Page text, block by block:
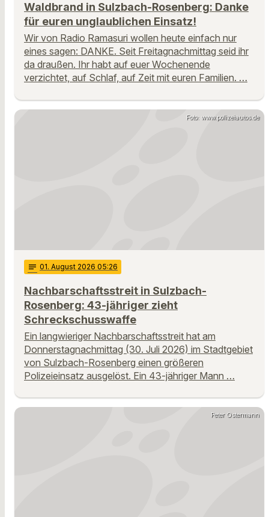
Waldbrand in Sulzbach-Rosenberg: Danke
für euren unglaublichen Einsatz!
Wir von Radio Ramasuri wollen heute einfach nur
eines sagen: DANKE. Seit Freitagnachmittag seid ihr
da draußen. Ihr habt auf euer Wochenende
verzichtet, auf Schlaf, auf Zeit mit euren Familien. …
Foto: www.polizeiautos.de
notes 01. August 2026 05:26
Nachbarschaftsstreit in Sulzbach-
Rosenberg: 43-jähriger zieht
Schreckschusswaffe
Ein langwieriger Nachbarschaftsstreit hat am
Donnerstagnachmittag (30. Juli 2026) im Stadtgebiet
von Sulzbach-Rosenberg einen größeren
Polizeieinsatz ausgelöst. Ein 43-jähriger Mann …
Peter Ostermann